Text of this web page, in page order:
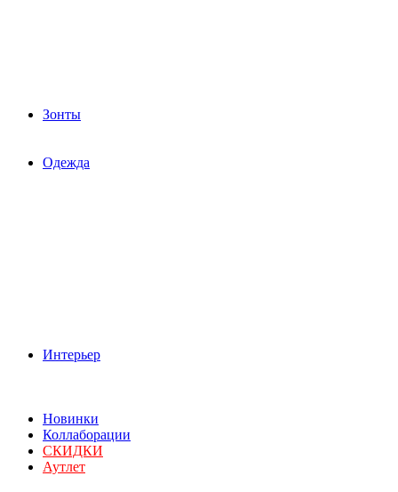
Зонты
Одежда
Интерьер
Новинки
Коллаборации
СКИДКИ
Аутлет